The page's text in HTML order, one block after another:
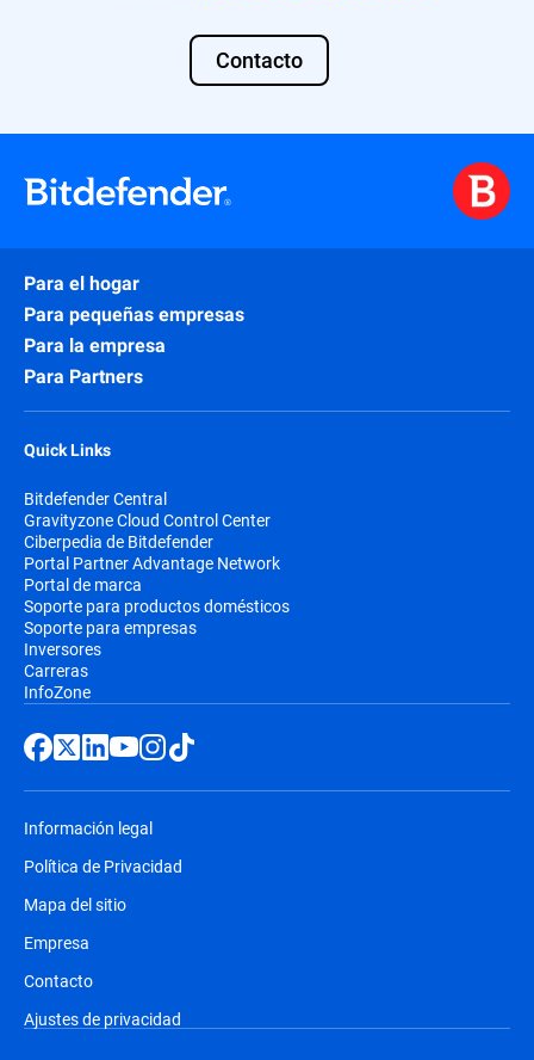
Contacto
Para el hogar
Para pequeñas empresas
Para la empresa
Para Partners
Quick Links
Bitdefender Central
Gravityzone Cloud Control Center
Ciberpedia de Bitdefender
Portal Partner Advantage Network
Portal de marca
Soporte para productos domésticos
Soporte para empresas
Inversores
Carreras
InfoZone
Información legal
Política de Privacidad
Mapa del sitio
Empresa
Contacto
Ajustes de privacidad